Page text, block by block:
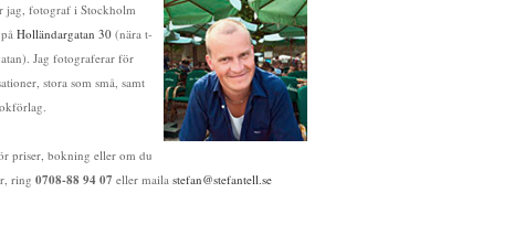
jag, fotograf i Stockholm
Holländargatan 30 (nära t-
Jag fotograferar för
stora som små, samt
priser, bokning eller om du
ring 0708-88 94 07 eller maila stefan@stefantell.se